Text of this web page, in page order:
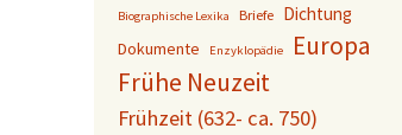
Biographische Lexika Briefe Dichtung
Dokumente Enzyklopädie
Europa
Frühe Neuzeit
Frühzeit (632- ca. 750)